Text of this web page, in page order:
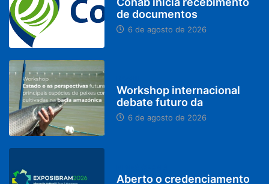
de documentos
6 de agosto de 2026
Workshop internacional
debate futuro da
6 de agosto de 2026
Aberto o credenciamento